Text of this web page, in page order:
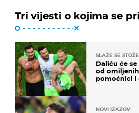
Tri vijesti o kojima se
SLAŽE SE
Daliću će
od
pomoćnici i
NOVI IZAZOV